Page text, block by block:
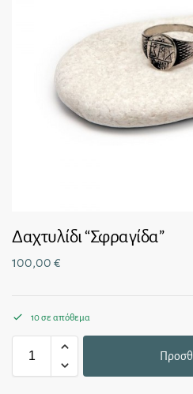
Δαχτυλίδι “Σφραγίδα”
100,00 €
10 σε απόθεμα